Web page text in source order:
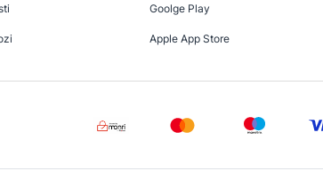
Goolge Play
Apple App Store